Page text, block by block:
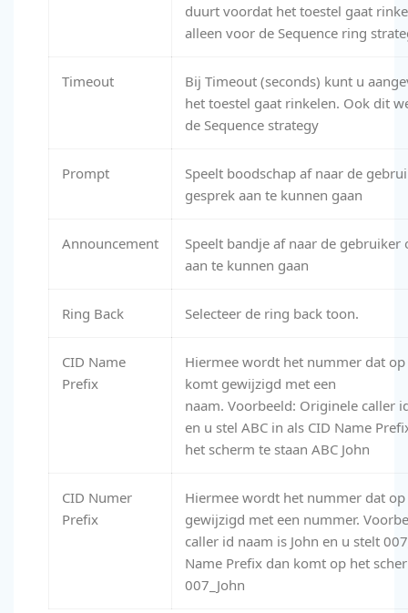
duurt voordat het toestel gaat
alleen voor de Sequence ring
Timeout
Bij Timeout (seconds) kunt u
het toestel gaat rinkelen. Ook dit
de Sequence strategy
Prompt
Speelt boodschap af naar de
gesprek aan te kunnen gaan
Announcement
Speelt bandje af naar de gebruiker
aan te kunnen gaan
Ring Back Selecteer de ring back toon.
CID Name
Prefix
Hiermee wordt het nummer dat
komt gewijzigd met een
naam. Voorbeeld: Originele caller
en u stel ABC in als CID Name
het scherm te staan ABC John
CID Numer
Prefix
Hiermee wordt het nummer dat
gewijzigd met een nummer.
caller id naam is John en u stelt
Name Prefix dan komt op het
007_John